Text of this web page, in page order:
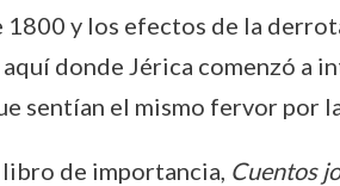
y los efectos de la
donde Jérica comenzó a
sentían el mismo fervor por
de importancia, Cuentos